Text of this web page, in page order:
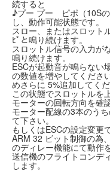
続すると
♪プー プー ピポ（10Sの
し、動作可能状態です。
スロー、またはスロット
ﾋﾟと鳴り続けます。
スロットル信号の入力
鳴り続けます。
ESCが起動音が鳴らない
の数値を増やしてくださ
めさらに 5%追加してく
この状態でスロットルを
モーターの回転方向を確
モーター配線の3本のう
て下さい。
もしくはESCの設定変更
ARM 32 ビット制御の為
のディレー機能にて動作
送信機のフライトコンデ
します。